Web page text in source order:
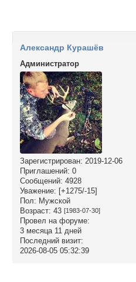
Александр Курашёв
Администратор
Зарегистрирован: 2019-12-06
Приглашений: 0
Сообщений: 4928
Уважение: [+1275/-15]
Пол: Мужской
Возраст: 43 [1983-07-30]
Провел на форуме:
3 месяца 11 дней
Последний визит:
2026-08-05 05:32:39